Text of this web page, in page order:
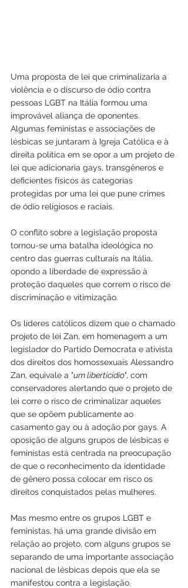
Uma proposta de lei que criminalizaria a
violência e o discurso de ódio contra
pessoas LGBT na Itália formou uma
improvável aliança de oponentes.
Algumas feministas e associações de
lésbicas se juntaram à Igreja Católica e à
direita política em se opor a um projeto de
lei que adicionaria gays, transgêneros e
deficientes físicos às categorias
protegidas por uma lei que pune crimes
de ódio religiosos e raciais.
O conflito sobre a legislação proposta
tornou-se uma batalha ideológica no
centro das guerras culturais na Itália,
opondo a liberdade de expressão à
proteção daqueles que correm o risco de
discriminação e vitimização.
Os líderes católicos dizem que o chamado
projeto de lei Zan, em homenagem a um
legislador do Partido Democrata e ativista
dos direitos dos homossexuais Alessandro
Zan, equivale a "um liberticídio", com
conservadores alertando que o projeto de
lei corre o risco de criminalizar aqueles
que se opõem publicamente ao
casamento gay ou à adoção por gays. A
oposição de alguns grupos de lésbicas e
feministas está centrada na preocupação
de que o reconhecimento da identidade
de gênero possa colocar em risco os
direitos conquistados pelas mulheres.
Mas mesmo entre os grupos LGBT e
feministas, há uma grande divisão em
relação ao projeto, com alguns grupos se
separando de uma importante associação
nacional de lésbicas depois que ela se
manifestou contra a legislação.